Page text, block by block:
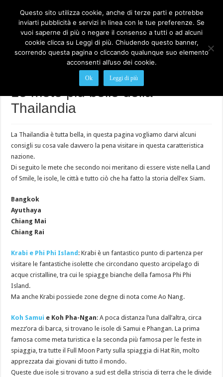
Le mete più belle della Thailandia
Le mete più belle della
Thailandia
La Thailandia è tutta bella, in questa pagina vogliamo darvi alcuni
consigli su cosa vale davvero la pena visitare in questa caratteristica
nazione.
Di seguito le mete che secondo noi meritano di essere viste nella Land
of Smile, le isole, le città e tutto ciò che ha fatto la storia dell’ex Siam.
Bangkok
Ayuthaya
Chiang Mai
Chiang Rai
Krabi e Phi Phi Island : Krabi è un fantastico punto di partenza per
visitare le fantastiche isolette che circondano questo arcipelago di
acque cristalline, tra cui le spiagge bianche della famosa Phi Phi
Island.
Ma anche Krabi possiede zone degne di nota come Ao Nang.
Koh Samui e Koh Pha-Ngan: A poca distanza l’una dall’altra, circa
mezz’ora di barca, si trovano le isole di Samui e Phangan. La prima
famosa come meta turistica e la seconda più famosa per le feste in
spiaggia, tra tutte il Full Moon Party sulla spiaggia di Hat Rin, molto
apprezzata dai giovani di tutto il mondo.
Queste due isole si trovano a sud est della striscia di terra che le divide
Questo sito utilizza cookie, anche di terze parti e potrebbe
inviarti pubblicità e servizi in linea con le tue preferenze. Se
vuoi saperne di più o negare il consenso a tutti o ad alcuni
cookie clicca su Leggi di più. Chiudendo questo banner,
scorrendo questa pagina o cliccando qualunque suo elemento
acconsenti all’uso dei cookie.
Ok Leggi di più